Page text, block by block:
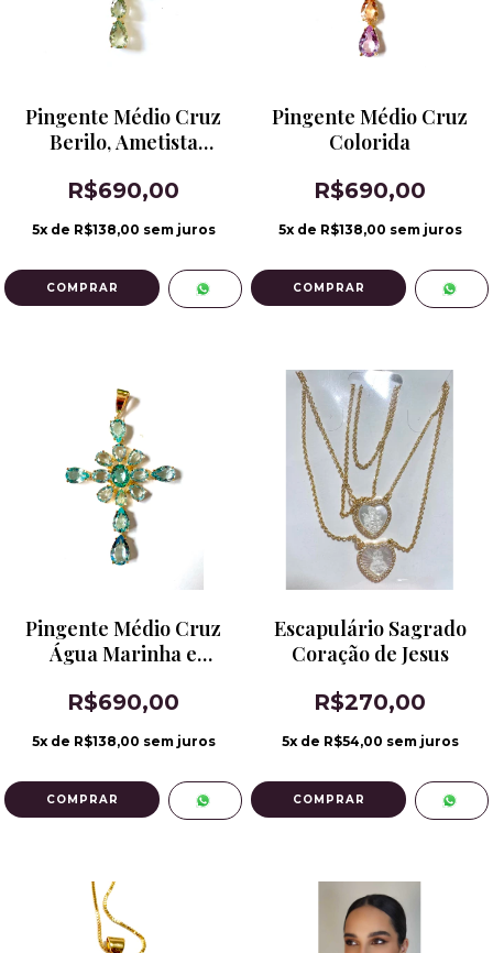
Pingente Médio Cruz
Berilo, Ametista
R$690,00
5x de R$138,00 sem juros
Pingente Médio Cruz
Colorida
R$690,00
5x de R$138,00 sem juros
Pingente Médio Cruz
Água Marinha e
R$690,00
5x de R$138,00 sem juros
Escapulário Sagrado
Coração de Jesus
R$270,00
5x de R$54,00 sem juros